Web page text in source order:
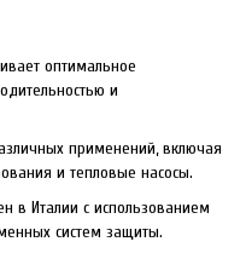
оптимальное
и
применений, включая
и тепловые насосы.
в Италии с использованием
систем защиты.